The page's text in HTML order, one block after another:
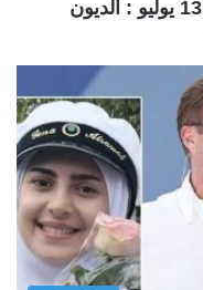
قواعد جديدة في السويد ابتداءً من 13 يوليو : الديون